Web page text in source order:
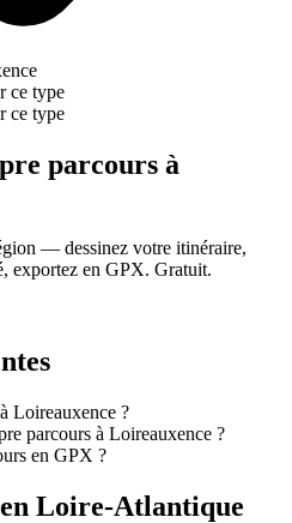
ce type
ce type
parcours à
— dessinez votre itinéraire,
exportez en GPX. Gratuit.
Loireauxence ?
parcours à Loireauxence ?
en GPX ?
Loire-Atlantique